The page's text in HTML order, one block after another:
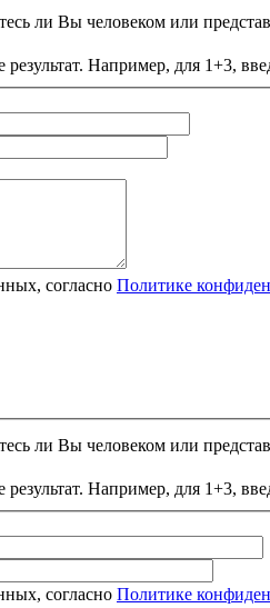
ли Вы человеком или
Например, для 1+3,
согласно Политике
ли Вы человеком или
Например, для 1+3,
согласно Политике